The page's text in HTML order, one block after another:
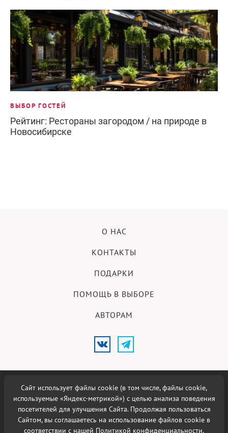
ВЫБОР ГОСТЕЙ
Рейтинг: Рестораны загородом / на природе в
Новосибирске
О НАС
КОНТАКТЫ
ПОДАРКИ
ПОМОЩЬ В ВЫБОРЕ
АВТОРАМ
© 2026 Меню Новосибирска. 18+
Использование материалов возможно при наличии активной
гиперссылки на сайтМеню Новосибирска.
Сайт использует файлы cookie (в том числе, файлы cookie,
используемые «Яндекс-метрикой») с целью анализа поведения
посетителей для улучшения Сайта. Продолжая пользоваться
Сайтом, вы соглашаетесь на использование файлов cookie в
соответствии с нашей Политикой конфиденциальности.